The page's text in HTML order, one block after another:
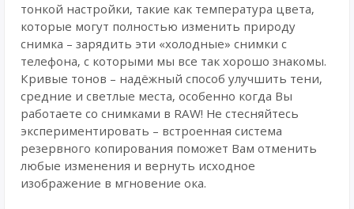
тонкой настройки, такие как температура цвета,
которые могут полностью изменить природу
снимка – зарядить эти «холодные» снимки с
телефона, с которыми мы все так хорошо знакомы.
Кривые тонов – надёжный способ улучшить тени,
средние и светлые места, особенно когда Вы
работаете со снимками в RAW! Не стесняйтесь
экспериментировать – встроенная система
резервного копирования поможет Вам отменить
любые изменения и вернуть исходное
изображение в мгновение ока.